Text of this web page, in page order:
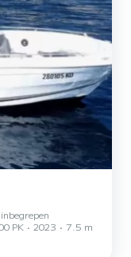
Frisdranken inbegrepen
PK 2023 7.5 m